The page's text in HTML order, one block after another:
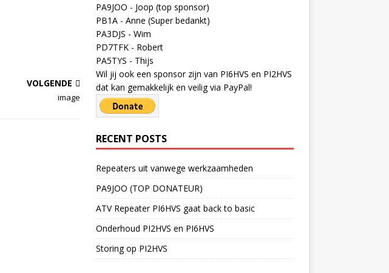
VOLGENDE
image
PA9JOO - Joop (top sponsor)
PB1A - Anne (Super bedankt)
PA3DJS - Wim
PD7TFK - Robert
PA5TYS - Thijs
Wil jij ook een sponsor zijn van PI6HVS en PI2HVS
dat kan gemakkelijk en veilig via PayPal!
RECENT POSTS
Repeaters uit vanwege werkzaamheden
PA9JOO (TOP DONATEUR)
ATV Repeater PI6HVS gaat back to basic
Onderhoud PI2HVS en PI6HVS
Storing op PI2HVS